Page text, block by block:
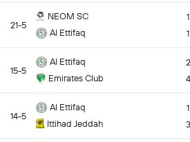
21-5
NEOM SC
Al Ettifaq
1
1
15-5
Al Ettifaq
Emirates Club
2
4
14-5
Al Ettifaq
Ittihad Jeddah
1
3